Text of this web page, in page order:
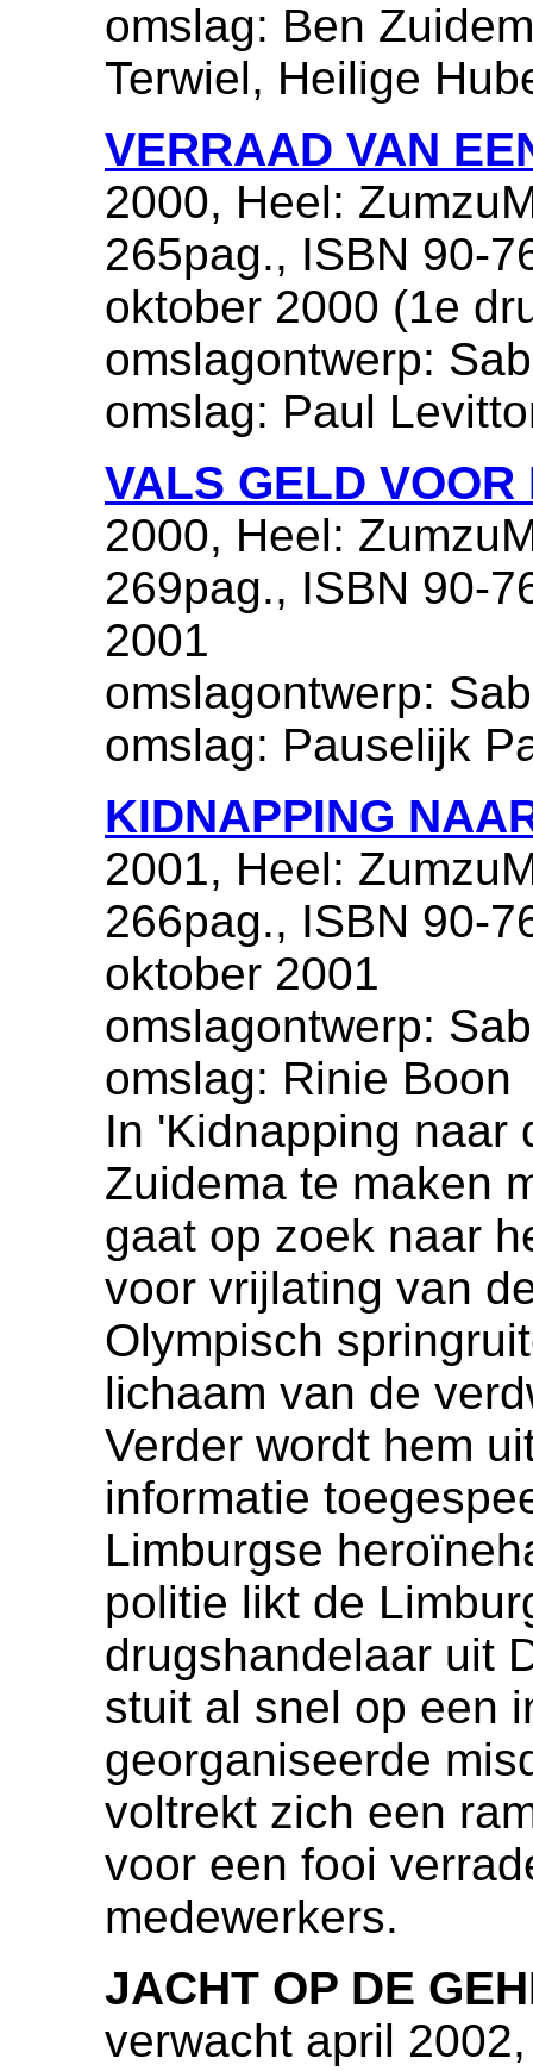
omslag: Ben
Terwiel, Heilige
VERRAAD VAN
2000, Heel:
265pag., ISBN 90-
oktober 2000 (1e
omslagontwerp:
omslag: Paul
VALS GELD VOOR
2000, Heel:
269pag., ISBN 90-
2001
omslagontwerp:
omslag: Pauselijk
KIDNAPPING
2001, Heel:
266pag., ISBN 90-
oktober 2001
omslagontwerp:
omslag: Rinie Boon
In 'Kidnapping naar
Zuidema te maken
gaat op zoek naar
voor vrijlating van
Olympisch
lichaam van de
Verder wordt hem
informatie
Limburgse
politie likt de
drugshandelaar uit
stuit al snel op een
georganiseerde
voltrekt zich een
voor een fooi
medewerkers.
JACHT OP DE
verwacht april